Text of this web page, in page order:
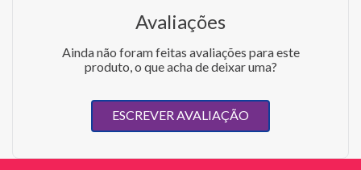
Avaliações
Ainda não foram feitas avaliações para este
produto, o que acha de deixar uma?
ESCREVER AVALIAÇÃO